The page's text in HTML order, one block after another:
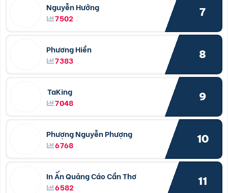
Nguyễn Hưởng
7502
7
Phương Hiền
7383
8
TaKing
7048
9
Phượng Nguyễn Phượng
6768
10
In Ấn Quảng Cáo Cần Thơ
6582
11